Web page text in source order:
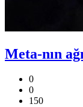
Meta-nın
0
0
150